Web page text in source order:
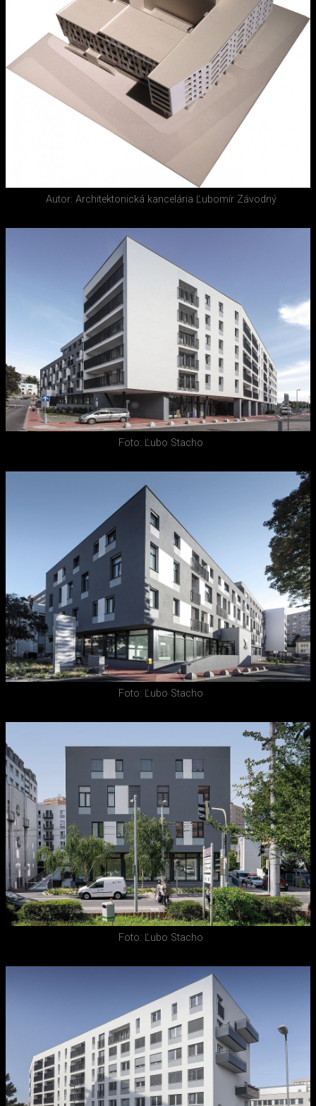
Autor: Architektonická kancelária Ľubomír Závodný
Foto: Ľubo Stacho
Foto: Ľubo Stacho
Foto: Ľubo Stacho